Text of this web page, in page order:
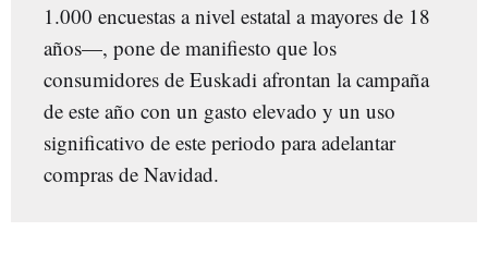
1.000 encuestas a nivel estatal a mayores de 18
años—, pone de manifiesto que los
consumidores de Euskadi afrontan la campaña
de este año con un gasto elevado y un uso
significativo de este periodo para adelantar
compras de Navidad.